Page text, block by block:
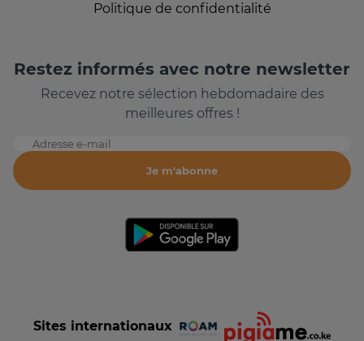
Politique de confidentialité
Restez informés avec notre newsletter
Recevez notre sélection hebdomadaire des
meilleures offres !
Adresse e-mail
Je m'abonne
Sites internationaux